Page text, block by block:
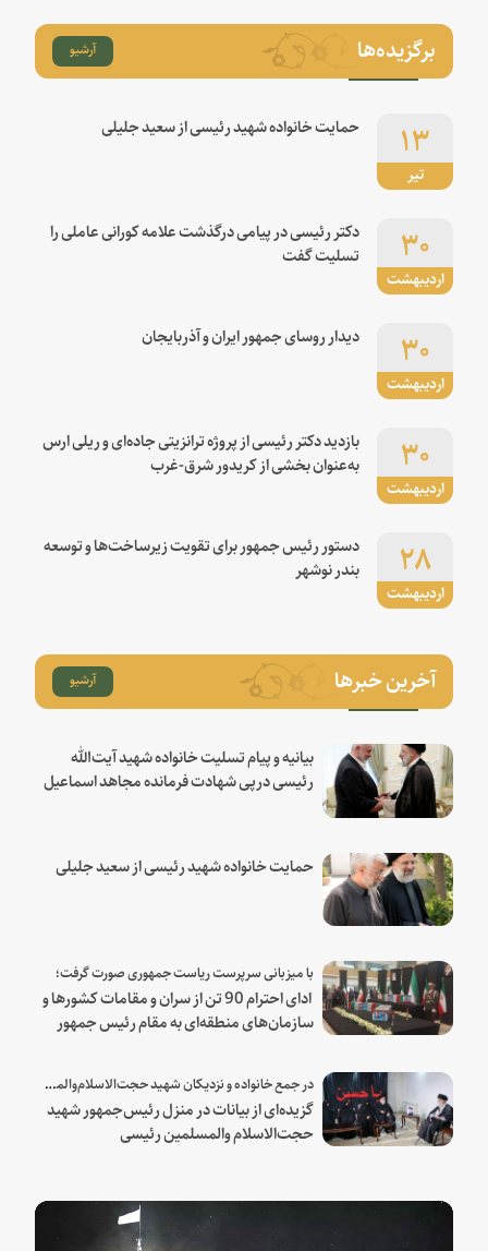
برگزیده‌ها آرشیو
تیر
۱۳ حمایت خانواده شهید رئیسی از سعید جلیلی
اردیبهشت
۳۰
دکتر رئیسی در پیامی درگذشت علامه کورانی عاملی را
تسلیت گفت
اردیبهشت
۳۰ دیدار روسای جمهور ایران و آذربایجان
اردیبهشت
۳۰
بازدید دکتر رئیسی از پروژه ترانزیتی جاده‌ای و ریلی ارس
به‌عنوان بخشی از کریدور شرق-غرب
اردیبهشت
۲۸
دستور رئیس جمهور برای تقویت زیرساخت‌ها و توسعه
بندر نوشهر
آخرین خبرها آرشیو
بیانیه و پیام تسلیت خانواده شهید آیت‌الله
رئیسی درپی شهادت فرمانده مجاهد اسماعیل
حمایت خانواده شهید رئیسی از سعید جلیلی
با میزبانی سرپرست ریاست جمهوری صورت گرفت؛
ادای احترام 90 تن از سران و مقامات کشورها و
سازمان‌های منطقه‌ای به مقام رئیس جمهور
در جمع خانواده و نزدیکان شهید حجت‌الاسلام‌والمسلمین رئیسی:
گزیده‌ای از بیانات در منزل رئیس‌جمهور شهید
حجت‌الاسلام والمسلمین رئیسی